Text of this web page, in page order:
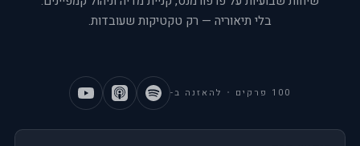
בלי תיאוריה — רק טקטיקות שעובדות.
100 פרקים • להאזנה ב-